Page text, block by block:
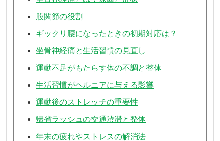
股関節の役割
ギックリ腰になったときの初期対応は？
坐骨神経痛と生活習慣の見直し
運動不足がもたらす体の不調と整体
生活習慣がヘルニアに与える影響
運動後のストレッチの重要性
帰省ラッシュの交通渋滞と整体
年末の疲れやストレスの解消法